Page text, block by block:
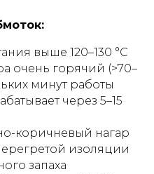
выше 120–130 °C
очень горячий (>70–
минут работы
через 5–15
коричневый нагар
изоляции
запаха